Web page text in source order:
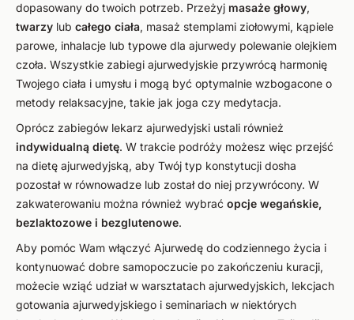
dopasowany do twoich potrzeb. Przeżyj masaże głowy,
twarzy lub całego ciała, masaż stemplami ziołowymi, kąpiele
parowe, inhalacje lub typowe dla ajurwedy polewanie olejkiem
czoła. Wszystkie zabiegi ajurwedyjskie przywrócą harmonię
Twojego ciała i umysłu i mogą być optymalnie wzbogacone o
metody relaksacyjne, takie jak joga czy medytacja.
Oprócz zabiegów lekarz ajurwedyjski ustali również
indywidualną dietę. W trakcie podróży możesz więc przejść
na dietę ajurwedyjską, aby Twój typ konstytucji dosha
pozostał w równowadze lub został do niej przywrócony. W
zakwaterowaniu można również wybrać opcje wegańskie,
bezlaktozowe i bezglutenowe.
Aby pomóc Wam włączyć Ajurwedę do codziennego życia i
kontynuować dobre samopoczucie po zakończeniu kuracji,
możecie wziąć udział w warsztatach ajurwedyjskich, lekcjach
gotowania ajurwedyjskiego i seminariach w niektórych